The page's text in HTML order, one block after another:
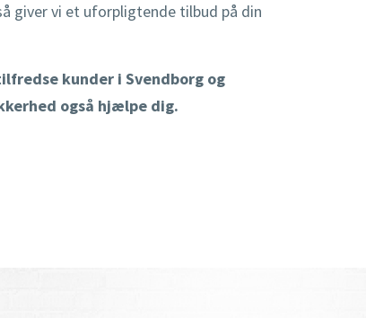
giver vi et uforpligtende tilbud på din
kunder i Svendborg og
også hjælpe dig.